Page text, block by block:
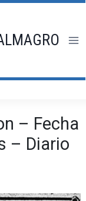
– Fecha
– Diario